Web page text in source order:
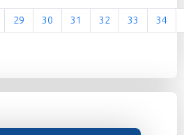
Stranica 37 od 37
29 30 31 32 33 34